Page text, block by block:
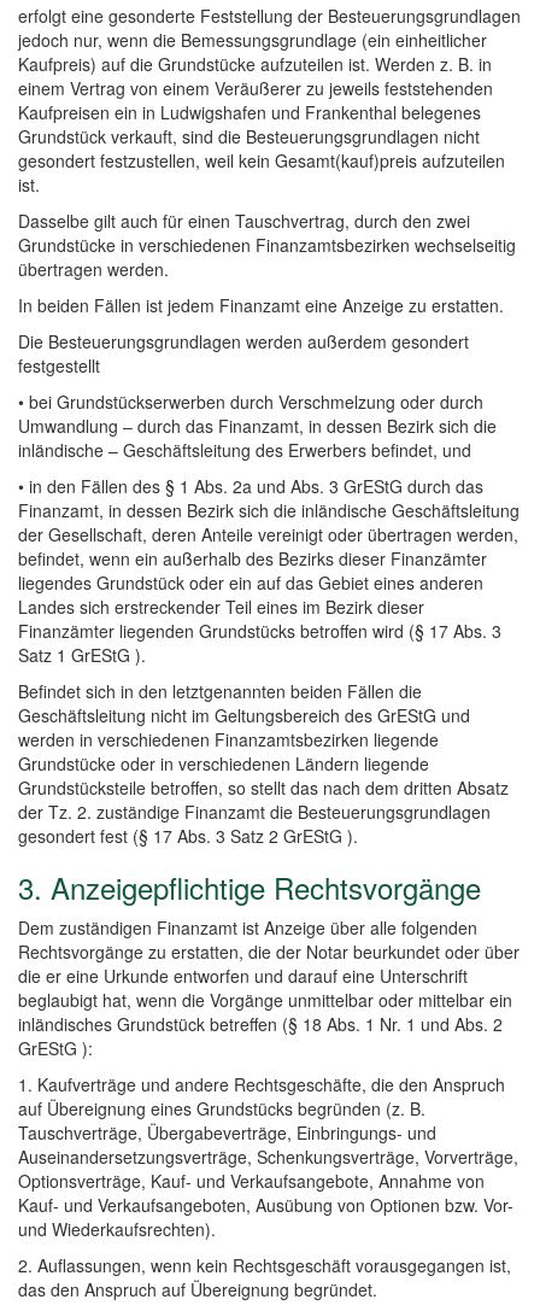
erfolgt eine gesonderte Feststellung der Besteuerungsgrundlagen
jedoch nur, wenn die Bemessungsgrundlage (ein einheitlicher
Kaufpreis) auf die Grundstücke aufzuteilen ist. Werden z. B. in
einem Vertrag von einem Veräußerer zu jeweils feststehenden
Kaufpreisen ein in Ludwigshafen und Frankenthal belegenes
Grundstück verkauft, sind die Besteuerungsgrundlagen nicht
gesondert festzustellen, weil kein Gesamt(kauf)preis aufzuteilen
ist.
Dasselbe gilt auch für einen Tauschvertrag, durch den zwei
Grundstücke in verschiedenen Finanzamtsbezirken wechselseitig
übertragen werden.
In beiden Fällen ist jedem Finanzamt eine Anzeige zu erstatten.
Die Besteuerungsgrundlagen werden außerdem gesondert
festgestellt
• bei Grundstückserwerben durch Verschmelzung oder durch
Umwandlung – durch das Finanzamt, in dessen Bezirk sich die
inländische – Geschäftsleitung des Erwerbers befindet, und
• in den Fällen des § 1 Abs. 2a und Abs. 3 GrEStG durch das
Finanzamt, in dessen Bezirk sich die inländische Geschäftsleitung
der Gesellschaft, deren Anteile vereinigt oder übertragen werden,
befindet, wenn ein außerhalb des Bezirks dieser Finanzämter
liegendes Grundstück oder ein auf das Gebiet eines anderen
Landes sich erstreckender Teil eines im Bezirk dieser
Finanzämter liegenden Grundstücks betroffen wird (§ 17 Abs. 3
Satz 1 GrEStG ).
Befindet sich in den letztgenannten beiden Fällen die
Geschäftsleitung nicht im Geltungsbereich des GrEStG und
werden in verschiedenen Finanzamtsbezirken liegende
Grundstücke oder in verschiedenen Ländern liegende
Grundstücksteile betroffen, so stellt das nach dem dritten Absatz
der Tz. 2. zuständige Finanzamt die Besteuerungsgrundlagen
gesondert fest (§ 17 Abs. 3 Satz 2 GrEStG ).
3. Anzeigepflichtige Rechtsvorgänge
Dem zuständigen Finanzamt ist Anzeige über alle folgenden
Rechtsvorgänge zu erstatten, die der Notar beurkundet oder über
die er eine Urkunde entworfen und darauf eine Unterschrift
beglaubigt hat, wenn die Vorgänge unmittelbar oder mittelbar ein
inländisches Grundstück betreffen (§ 18 Abs. 1 Nr. 1 und Abs. 2
GrEStG ):
1. Kaufverträge und andere Rechtsgeschäfte, die den Anspruch
auf Übereignung eines Grundstücks begründen (z. B.
Tauschverträge, Übergabeverträge, Einbringungs- und
Auseinandersetzungsverträge, Schenkungsverträge, Vorverträge,
Optionsverträge, Kauf- und Verkaufsangebote, Annahme von
Kauf- und Verkaufsangeboten, Ausübung von Optionen bzw. Vor-
und Wiederkaufsrechten).
2. Auflassungen, wenn kein Rechtsgeschäft vorausgegangen ist,
das den Anspruch auf Übereignung begründet.